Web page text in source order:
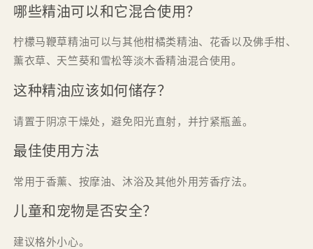
哪些精油可以和它混合使用？
柠檬马鞭草精油可以与其他柑橘类精油、花香以及佛手柑、
薰衣草、天竺葵和雪松等淡木香精油混合使用。
这种精油应该如何储存？
请置于阴凉干燥处，避免阳光直射，并拧紧瓶盖。
最佳使用方法
常用于香薰、按摩油、沐浴及其他外用芳香疗法。
儿童和宠物是否安全？
建议格外小心。